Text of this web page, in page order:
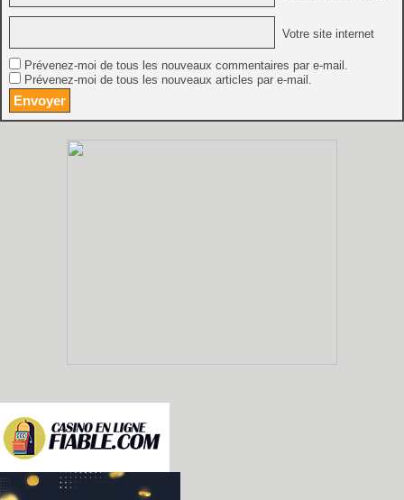
Votre site internet
Prévenez-moi de tous les nouveaux commentaires par e-mail.
Prévenez-moi de tous les nouveaux articles par e-mail.